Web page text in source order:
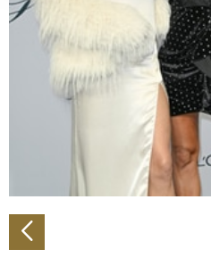
Abschnitt Einzelheitenfest.
Wir verwenden Cookies, um
personalisieren, Funktionen
zu können und die Zugriffe
analysieren. Außerdem
Verwendung unserer
soziale Medien, Werbung und
Partner führen diese
haben oder die sie im
gesammelt haben.